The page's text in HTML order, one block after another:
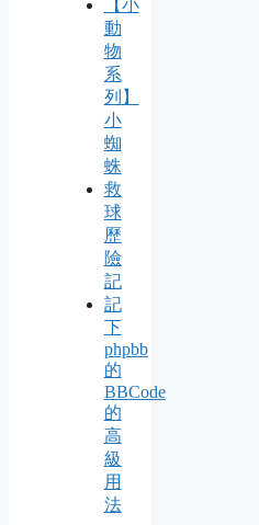
【小
動
物
系
列】
小
蜘
蛛
救
球
歷
險
記
記
下
phpbb
的
BBCode
的
高
級
用
法